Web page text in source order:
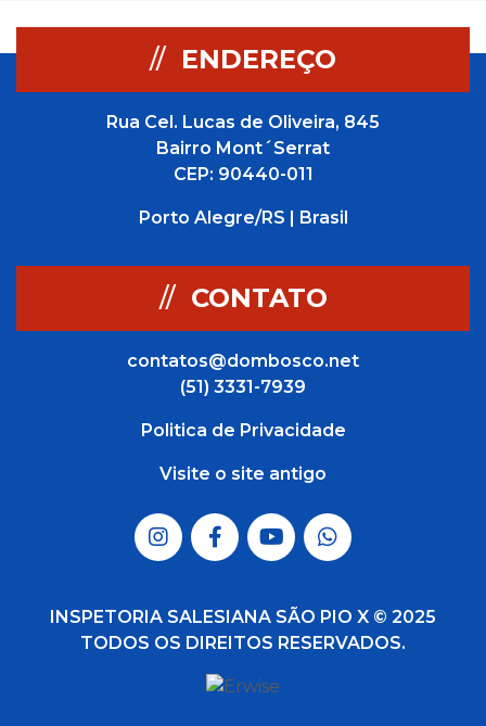
// ENDEREÇO
Rua Cel. Lucas de Oliveira, 845
Bairro Mont´Serrat
CEP: 90440-011
Porto Alegre/RS | Brasil
// CONTATO
contatos@dombosco.net
(51) 3331-7939
Politica de Privacidade
Visite o site antigo
INSPETORIA SALESIANA SÃO PIO X © 2025
TODOS OS DIREITOS RESERVADOS.